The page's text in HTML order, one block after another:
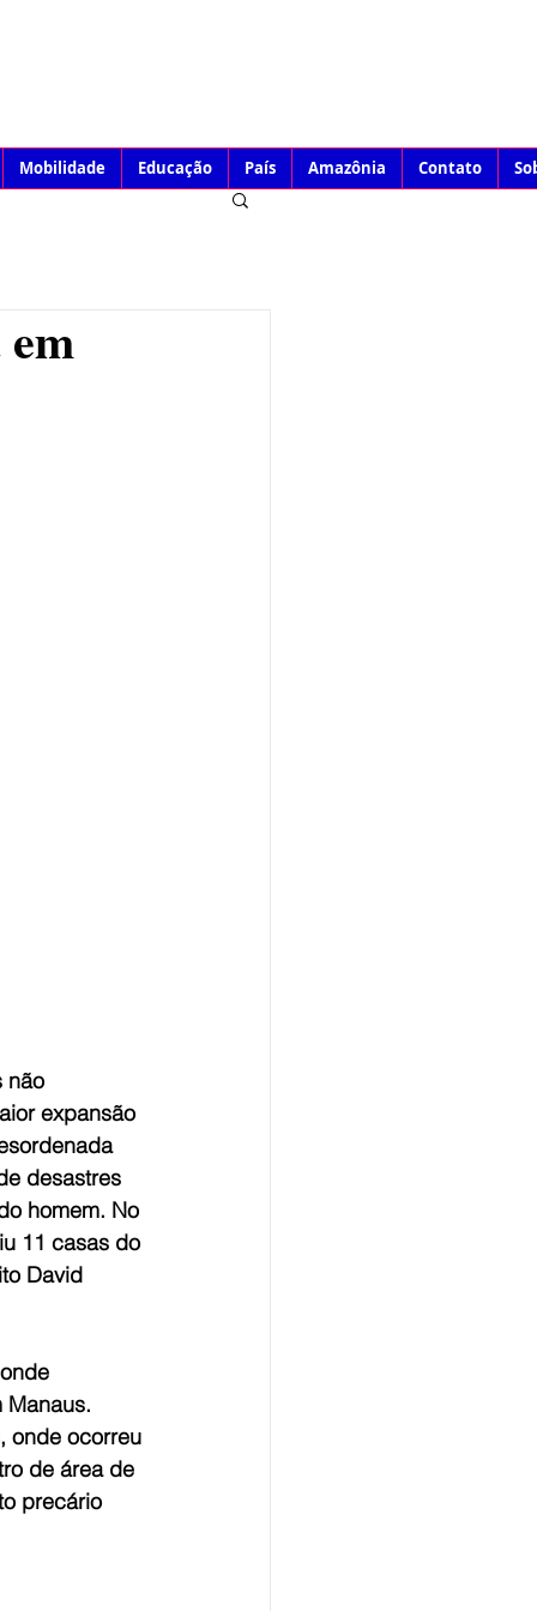
Mobilidade Educação País Amazônia Contato
não
expansão
desastres
homem. No
11 casas do
David
onde ocorreu
de área de
precário